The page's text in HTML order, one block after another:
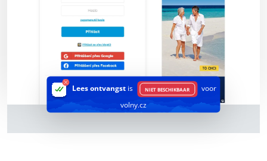
Lees ontvangst is NIET BESCHIKBAAR
voor
volny.cz